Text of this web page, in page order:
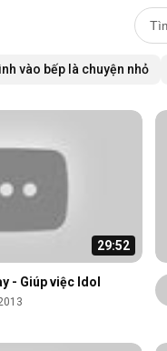
vào bếp là chuyện nhỏ
29:52
- Giúp việc Idol